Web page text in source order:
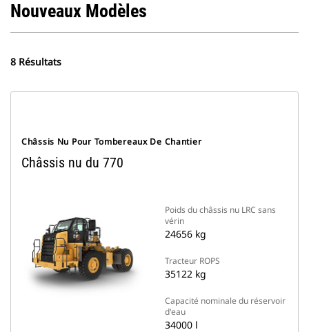
Nouveaux Modèles
8 Résultats
Châssis Nu Pour Tombereaux De Chantier
Châssis nu du 770
Poids du châssis nu LRC sans
vérin
24656 kg
Tracteur ROPS
35122 kg
Capacité nominale du réservoir
d'eau
34000 l